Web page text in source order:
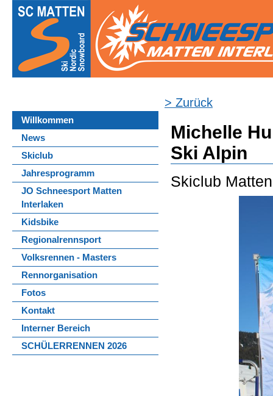
Willkommen
News
Skiclub
Jahresprogramm
JO Schneesport Matten
Interlaken
Kidsbike
Regionalrennsport
Volksrennen - Masters
Rennorganisation
Fotos
Kontakt
Interner Bereich
SCHÜLERRENNEN 2026
> Zurück
Michelle
Ski Alpin
Skiclub Matten